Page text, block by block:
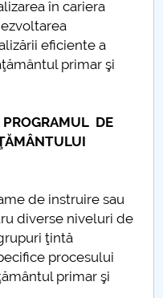
în Carieră
– UPB
primar
si prescolar
în cariera
eficiente a
primar şi
PROGRAMUL DE
de instruire sau
diverse niveluri de
ţintă
procesului
primar şi